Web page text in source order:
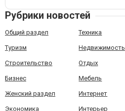
Рубрики новостей
Общий раздел Техника
Туризм Недвижимость
Строительство Отдых
Бизнес Мебель
Женский раздел Интернет
Экономика Интерьер